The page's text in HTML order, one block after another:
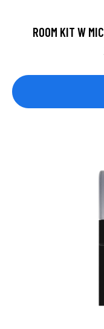
ROOM KIT W